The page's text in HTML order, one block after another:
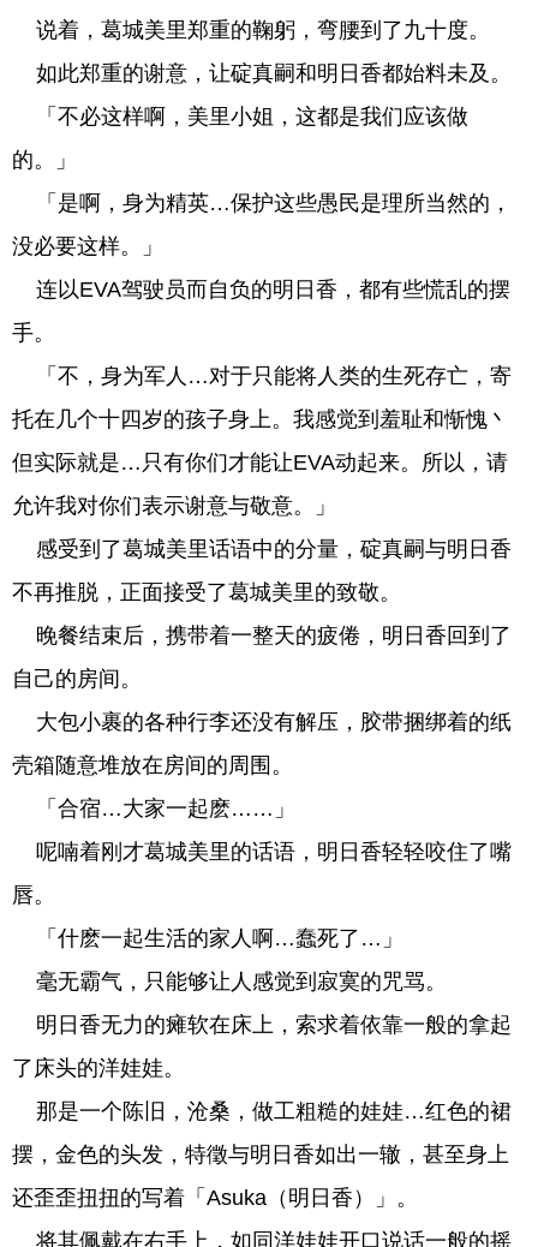
说着，葛城美里郑重的鞠躬，弯腰到了九十度。
如此郑重的谢意，让碇真嗣和明日香都始料未及。
「不必这样啊，美里小姐，这都是我们应该做
的。」
「是啊，身为精英…保护这些愚民是理所当然的，
没必要这样。」
连以EVA驾驶员而自负的明日香，都有些慌乱的摆
手。
「不，身为军人…对于只能将人类的生死存亡，寄
托在几个十四岁的孩子身上。我感觉到羞耻和惭愧丶
但实际就是…只有你们才能让EVA动起来。所以，请
允许我对你们表示谢意与敬意。」
感受到了葛城美里话语中的分量，碇真嗣与明日香
不再推脱，正面接受了葛城美里的致敬。
晚餐结束后，携带着一整天的疲倦，明日香回到了
自己的房间。
大包小裹的各种行李还没有解压，胶带捆绑着的纸
壳箱随意堆放在房间的周围。
「合宿…大家一起麽……」
呢喃着刚才葛城美里的话语，明日香轻轻咬住了嘴
唇。
「什麽一起生活的家人啊…蠢死了…」
毫无霸气，只能够让人感觉到寂寞的咒骂。
明日香无力的瘫软在床上，索求着依靠一般的拿起
了床头的洋娃娃。
那是一个陈旧，沧桑，做工粗糙的娃娃…红色的裙
摆，金色的头发，特徵与明日香如出一辙，甚至身上
还歪歪扭扭的写着「Asuka（明日香）」。
将其佩戴在右手上，如同洋娃娃开口说话一般的摇